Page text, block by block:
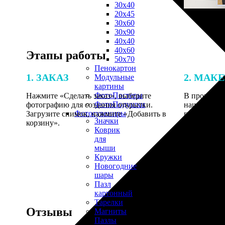
30х40
20х45
30х60
30х90
40х40
40х60
50х70
Пенокартон
Модульные
картины
ФотоПостеры
ФотоПодушки
Фотоcувениры
Значки
Коврик
для
мыши
Кружки
Новогодние
шары
Пазл
картонный
Тарелки
Магниты
Пазлы
Этапы работы
1. ЗАКАЗ
Нажмите «Сделать заказ», выберите
фотографию для создания открытки.
Загрузите снимок, нажмите «Добавить в
корзину».
2.
В процессе
наши
по
Отзывы